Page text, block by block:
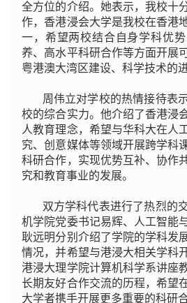
全方位的介绍。她表示，我校十
作，香港浸会大学是我校在香港
一，希望两校结合自身学科优
养、高水平科研合作等方面开展
粤港澳大湾区建设、科学技术的
周伟立对学校的热情接待表
校的综合实力。他介绍了香港浸
人教育理念，希望与华科大在人
究、创意媒体等领域开展跨学科
科研合作，实现优势互补、协作
究和教育事业的发展。
双方学科代表进行了热烈的
机学院党委书记易辉、人工智能
耿远明分别介绍了学院的学科发
情况，并希望与港浸大相关学科
港浸大理学院计算机科学系讲座
长期友好合作交流的历程，希望
大学者携手开展更多重要的科研合